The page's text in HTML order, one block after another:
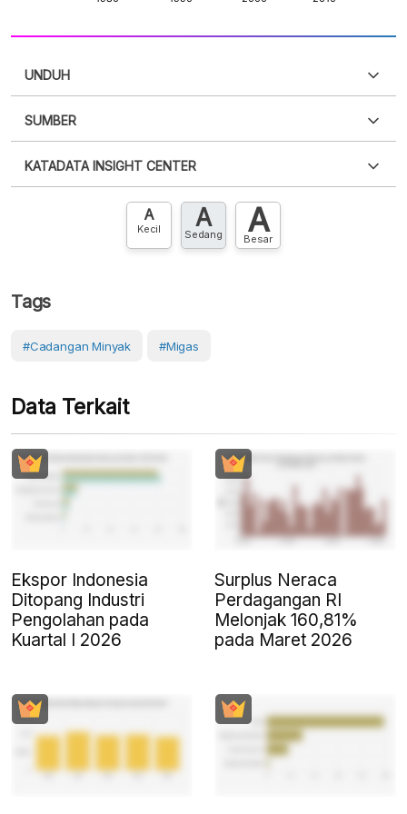
UNDUH
XLS
SUMBER
punya akun?Silakan Daftar sekarang
KATADATA INSIGHT CENTER
Hubungi sekarang »
A
Kecil A
Sedang A
Besar
Tags
#Cadangan Minyak #Migas
Data Terkait
Ekspor Indonesia
Ditopang Industri
Pengolahan pada
Kuartal I 2026
Surplus Neraca
Perdagangan RI
Melonjak 160,81%
pada Maret 2026